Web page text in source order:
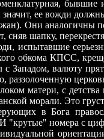
ее вожди
Они аналогичны
шапку,
обкома КПСС,
Западом, валюту
матери, с детства
морали. Это
в Бога
"крутые" номера с